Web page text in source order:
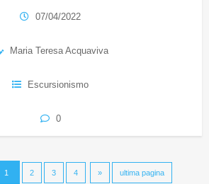
07/04/2022
Maria Teresa Acquaviva
Escursionismo
0
1 2 3 4 » ultima pagina